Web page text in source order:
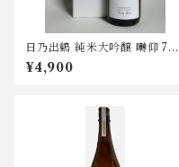
日乃出鶴 純米大吟醸 囀仰 720
ml
¥4,900